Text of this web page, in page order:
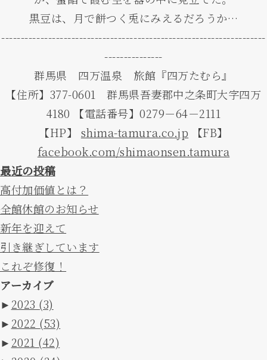
黒豆は、月で餅つく兎にみえるだろうか…
--------------------------------------------------------------------
---------------
群馬県 四万温泉 旅館『四万たむら』
【住所】377-0601 群馬県吾妻郡中之条町大字四万
4180 【電話番号】0279－64－2111
【HP】 shima-tamura.co.jp 【FB】
facebook.com/shimaonsen.tamura
最近の投稿
高付加価値とは？
全館休館のお知らせ
新年を迎えて
引き継ぎしています
これぞ修復！
アーカイブ
► 2023 (3)
► 2022 (53)
► 2021 (42)